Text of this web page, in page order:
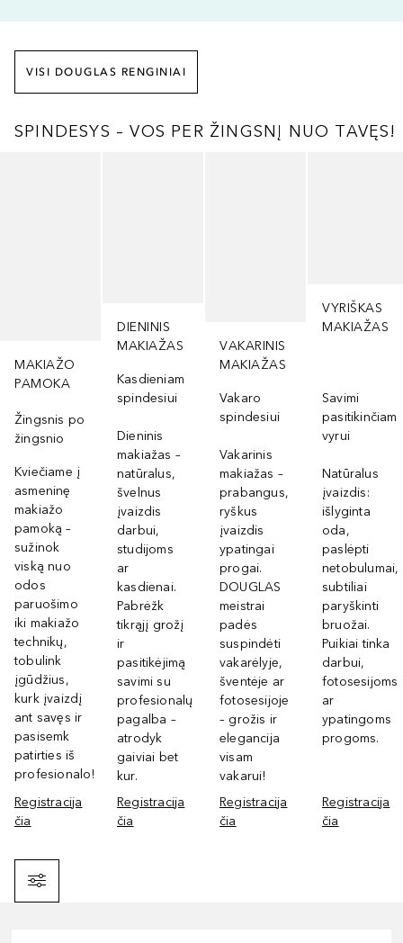
VISI DOUGLAS RENGINIAI
SPINDESYS – VOS PER ŽINGSNĮ NUO TAVĘS!
MAKIAŽO
PAMOKA
Žingsnis po
žingsnio
Kviečiame į
asmeninę
makiažo
pamoką –
sužinok
viską nuo
odos
paruošimo
iki makiažo
technikų,
tobulink
įgūdžius,
kurk įvaizdį
ant savęs ir
pasisemk
patirties iš
profesionalo!
Registracija
čia
DIENINIS
MAKIAŽAS
Kasdieniam
spindesiui
Dieninis
makiažas –
natūralus,
švelnus
įvaizdis
darbui,
studijoms
ar
kasdienai.
Pabrėžk
tikrąjį grožį
ir
pasitikėjimą
savimi su
profesionalų
pagalba –
atrodyk
gaiviai bet
kur.
Registracija
čia
VAKARINIS
MAKIAŽAS
Vakaro
spindesiui
Vakarinis
makiažas –
prabangus,
ryškus
įvaizdis
ypatingai
progai.
DOUGLAS
meistrai
padės
suspindėti
vakarėlyje,
šventėje ar
fotosesijoje
– grožis ir
elegancija
visam
vakarui!
Registracija
čia
VYRIŠKAS
MAKIAŽAS
Savimi
pasitikinčiam
vyrui
Natūralus
įvaizdis:
išlyginta
oda,
paslėpti
netobulumai,
subtiliai
paryškinti
bruožai.
Puikiai tinka
darbui,
fotosesijoms
ar
ypatingoms
progoms.
Registracija
čia